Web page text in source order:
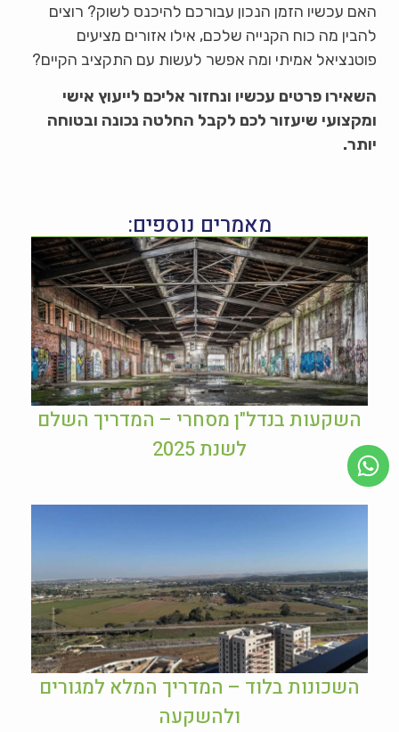
האם עכשיו הזמן הנכון עבורכם להיכנס לשוק? רוצים
להבין מה כוח הקנייה שלכם, אילו אזורים מציעים
פוטנציאל אמיתי ומה אפשר לעשות עם התקציב הקיים?
השאירו פרטים עכשיו ונחזור אליכם לייעוץ אישי
ומקצועי שיעזור לכם לקבל החלטה נכונה ובטוחה
יותר.
מאמרים נוספים:
השקעות בנדל"ן מסחרי – המדריך השלם
לשנת 2025
השכונות בלוד – המדריך המלא למגורים
ולהשקעה